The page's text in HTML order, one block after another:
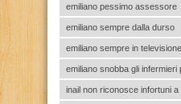
emiliano pessimo assessore
emiliano sempre dalla durso
emiliano sempre in televisione
emiliano snobba gli infermieri
inail non riconosce infortuni